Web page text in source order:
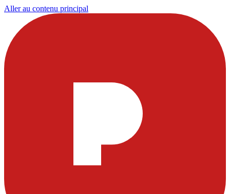
Aller au contenu principal